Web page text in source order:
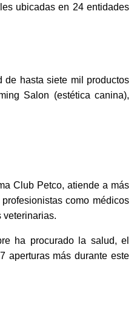
ubicadas en 24 entidades
de hasta siete mil productos
Salon (estética canina),
Club Petco, atiende a más
como médicos
ha procurado la salud, el
aperturas más durante este